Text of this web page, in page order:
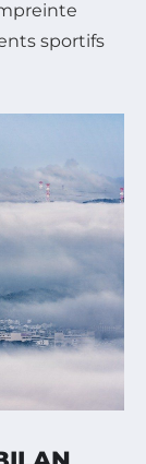
sportifs